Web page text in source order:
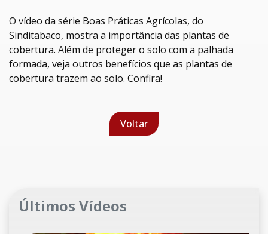
O vídeo da série Boas Práticas Agrícolas, do
Sinditabaco, mostra a importância das plantas de
cobertura. Além de proteger o solo com a palhada
formada, veja outros benefícios que as plantas de
cobertura trazem ao solo. Confira!
Voltar
Últimos Vídeos